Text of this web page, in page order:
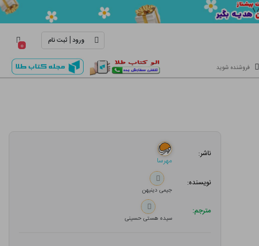
ورود| ثبت نام ۰
فروشنده شوید
ناشر:
مهرسا
نویسنده:
جیمی دینیهن
مترجم:
سیده هستی حسینی